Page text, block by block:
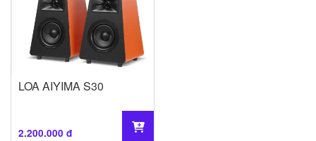
LOA AIYIMA S30
2.200.000 đ